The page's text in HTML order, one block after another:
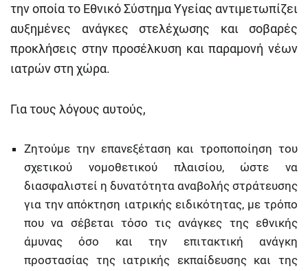
την οποία το Εθνικό Σύστημα Υγείας αντιμετωπίζει
αυξημένες ανάγκες στελέχωσης και σοβαρές
προκλήσεις στην προσέλκυση και παραμονή νέων
ιατρών στη χώρα.
Για τους λόγους αυτούς,
Ζητούμε την επανεξέταση και τροποποίηση του
σχετικού νομοθετικού πλαισίου, ώστε να
διασφαλιστεί η δυνατότητα αναβολής στράτευσης
για την απόκτηση ιατρικής ειδικότητας, με τρόπο
που να σέβεται τόσο τις ανάγκες της εθνικής
άμυνας όσο και την επιτακτική ανάγκη
προστασίας της ιατρικής εκπαίδευσης και της